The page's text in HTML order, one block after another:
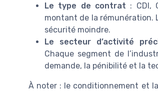
Le type de contrat : CDI,
montant de la rémunération.
sécurité moindre.
Le secteur d’activité
Chaque segment de
demande, la pénibilité et la
À noter : le conditionnement et